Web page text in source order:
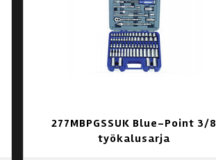
277MBPGSSUK Blue-Point 3/8
työkalusarja